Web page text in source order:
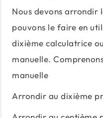
Nous devons arrondir
pouvons le faire en
dixième calculatrice
manuelle.
manuelle
Arrondir au dixième